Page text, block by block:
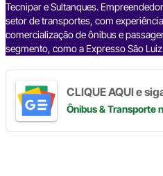
Tecnipar e Sultanques.
setor de transportes, com
comercialização de ônibus e
segmento, como a Expresso São
CLIQUE AQUI e
Ônibus & Transporte